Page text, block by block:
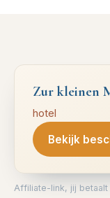
Zur kleinen
hotel
Bekijk
Affiliate-link, jij betaalt